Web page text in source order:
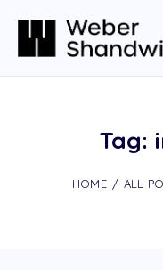
Tag:
HOME ALL